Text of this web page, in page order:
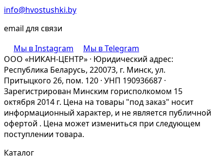
info@hvostushki.by
email для связи
Мы в Instagram
Мы в Telegram
ООО «НИКАН-ЦЕНТР» · Юридический адрес:
Республика Беларусь, 220073, г. Минск, ул.
Притыцкого 26, пом. 120 · УНП 190936687 ·
Зарегистрирован Минским горисполкомом 15
октября 2014 г. Цена на товары "под заказ" носит
информационный характер, и не является публичной
офертой . Цена может измениться при следующем
поступлении товара.
Каталог